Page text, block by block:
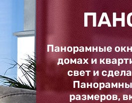
Панорамные
домах и
свет и
размеров,